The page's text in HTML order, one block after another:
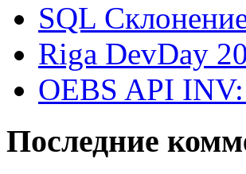
SQL
Riga DevDay
OEBS API INV:
Последние